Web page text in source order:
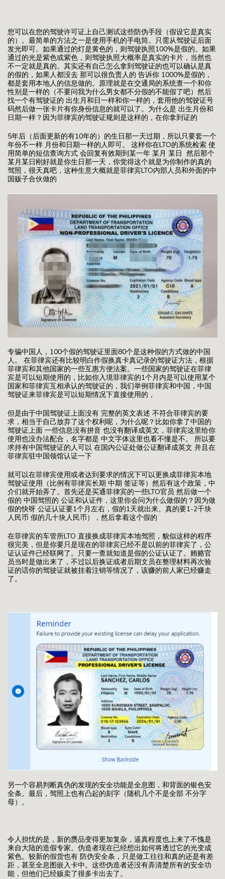
您可以在您的驾驶许可证上自己测试这些防伪手段（假设它是真实
的）。最简单的方法之一是使用手机的手电筒。只需从驾驶证后面
发光即可。如果通过的灯是黄色的，则驾驶执照100%是假的。如果
通过的光是紫色或紫色，则驾驶执照大概率是真实的卡片，当然也
不一定就是真的。其实还有自己怎么拿到驾驶证的也可以确认是真
的假的，如果人都没去 那可以很负责人的 告诉你 1000%是假的，
都是套用本地人的信息做的。原理就是在交通局的系统查一个和你
性别是一样的（不要问我为什么男女都不分假的不能假了吧）然后
找一个有驾驶证的 出生月和日一样和你一样的，套用他的驾驶证号
码然后做一张卡片有你身份信息的就可以了。为什么是 出生月份和
日期一样？因为菲律宾的驾驶证规则是这样的，在你拿到证的
5年后（后面更新的有10年的）的生日那一天过期，所以只要套一个
年份不一样 月份和日期一样的人即可。 这样你在LTO的系统检索 使
用简单的短信查询方式 会回复有效期到某一年 某月 某日 然后那个
某月某日刚好就是你生日那一天，你觉得这个就是为你制作的真的
驾照，很天真吧，这种生意大概就是菲律宾LTO内部人员和外面的中
国贩子合伙做的
专骗中国人，100个假的驾驶证里面80个是这种假的方式做的中国
人。 在菲律宾还有比较明白作假换真卡真记录的驾驶证方法，根据
菲律宾和其他国家的一些互惠方便法案。一些国家的驾驶证在菲律
宾是可以短期使用的，比如你入境菲律宾的1个月内是可以使用某个
国家和菲律宾互相承认的驾驶证的，我们举例菲律宾和中国，中国
驾驶证来菲律宾是可以短期情况下直接使用的，
但是由于中国驾驶证上面没有 完整的英文表述 不符合菲律宾的要
求，相当于自己放弃了这个权利呢，为什么呢？比如你拿了中国的
驾驶证上面 一些信息没有拼音 也没有翻译成英文，菲律宾这里给你
使用也没办法配合，名字都是 中文字体这里也看不懂是不。 所以要
求持有中国驾驶证的人可以 在国内公证处做公证翻译成英文 并且在
菲律宾驻中国领馆认证一下
就可以在菲律宾使用或者达到要求的情况下可以更换成菲律宾本地
驾驶证使用（比例有菲律宾长期 中期 签证等）然后有这个政策，中
介们就开始弄了。首先还是买通菲律宾的一些LTO官员 然后做一个
假的 中国驾照的 公证和认证件，这里你会问为什么做假的？因为做
假的快呀 公证认证要1个月左右，假的1天就出来。真的要1-2千块
人民币 假的几十块人民币），然后拿着这个假的
在菲律宾的车管所LTO 直接换成菲律宾本地驾照，貌似这样的程序
很完美，但是你要只是现在的菲律宾已经不是以前的菲律宾了，公
证认证件已经联网了。只要一查就知道是假的公证认证了。贿赂官
员当时是做出来了，不过以后换证或者后期文员在整理材料再次验
证的话你的驾驶证就被挂着注销等情况了，该赚的前人家已经赚走
了。
另一个容易判断真伪的发现的安全功能是全息图，和背面的银色安
全条。最后，驾照上也有凸起的刻字（随机几个不是全部 不分字
母）。
令人担忧的是，新的赝品变得更加复杂，逼真程度也上来了不愧是
来自大陆的造假专家。伪造者现在已经想出如何将透过它的光变成
紫色。较新的假货也有 防伪安全条，只是做工往往和真的还是有差
距，甚至全息图嵌入卡中。这些伪造者还没有弄清楚所有的安全功
能，但他们已经贩卖了很多卡出去了。